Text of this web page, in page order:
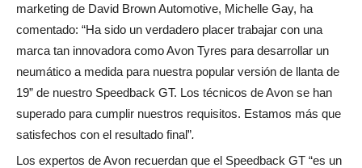
marketing de David Brown Automotive, Michelle Gay, ha
comentado: “Ha sido un verdadero placer trabajar con una
marca tan innovadora como Avon Tyres para desarrollar un
neumático a medida para nuestra popular versión de llanta de
19” de nuestro Speedback GT. Los técnicos de Avon se han
superado para cumplir nuestros requisitos. Estamos más que
satisfechos con el resultado final”.
Los expertos de Avon recuerdan que el Speedback GT “es un